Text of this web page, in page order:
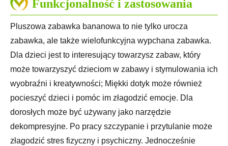
Funkcjonalność i zastosowania
Pluszowa zabawka bananowa to nie tylko urocza
zabawka, ale także wielofunkcyjna wypchana zabawka.
Dla dzieci jest to interesujący towarzysz zabaw, który
może towarzyszyć dzieciom w zabawy i stymulowania ich
wyobraźni i kreatywności; Miękki dotyk może również
pocieszyć dzieci i pomóc im złagodzić emocje. Dla
dorosłych może być używany jako narzędzie
dekompresyjne. Po pracy szczypanie i przytulanie może
złagodzić stres fizyczny i psychiczny. Jednocześnie